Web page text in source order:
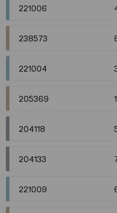
221006
238573
221004
205369
204118
204133
221009